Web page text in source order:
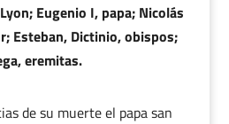
Eugenio I, papa; Nicolás
Esteban, Dictinio, obispos;
eremitas.
de su muerte el papa san